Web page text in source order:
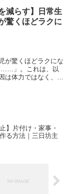
減らす】日常生
驚くほどラクに
が驚くほどラクにな
……」。これは、以
は体力ではなく、決
】片付け・家事・
る方法｜三日坊主